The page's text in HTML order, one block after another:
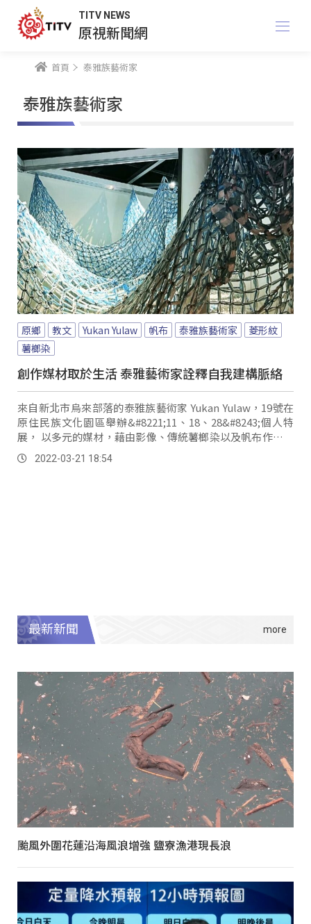
TITV NEWS
原視新聞網
首頁 泰雅族藝術家
泰雅族藝術家
原鄉 教文 Yukan Yulaw 帆布 泰雅族藝術家
菱形紋
薯榔染
創作媒材取於生活 泰雅藝術家詮釋自我建構脈絡
來自新北市烏來部落的泰雅族藝術家 Yukan Yulaw，19號在
原住民族文化園區舉辦&#8221;11、18、28&#8243;個人特
展， 以多元的媒材，藉由影像、傳統薯榔染以及帆布作為媒
介，述說一位原民青年在各個年齡階段所發生的認同轉折。
2022-03-21 18:54
最新新聞
颱風外圍花蓮沿海風浪增強 鹽寮漁港現長浪